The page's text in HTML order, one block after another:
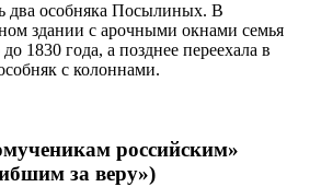
два особняка Посылиных. В
здании с арочными окнами семья
1830 года, а позднее переехала в
с колоннами.
российским»
за веру»)